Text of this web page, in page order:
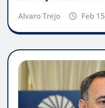
Alvaro Trejo Feb